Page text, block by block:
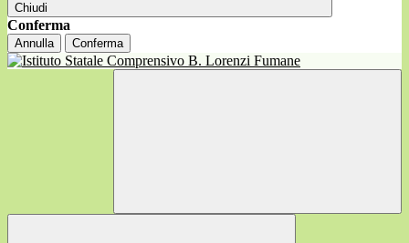
Chiudi
Conferma
Annulla Conferma